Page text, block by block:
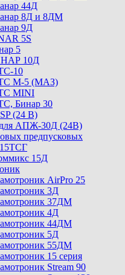
44Д
8Д и 8ДМ
9Д
5S
5
10Д
10
М-5 (МАЗ)
MINI
Бинар 30
(24 В)
для АПЖ-30Д (24В)
предпусковых
15ТСГ
15Д
AirPro 25
3Д
37ДМ
4Д
44ДМ
5Д
55ДМ
15 серия
Stream 90